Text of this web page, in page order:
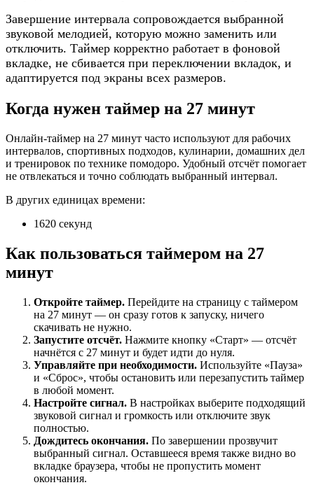
Завершение интервала сопровождается выбранной
звуковой мелодией, которую можно заменить или
отключить. Таймер корректно работает в фоновой
вкладке, не сбивается при переключении вкладок, и
адаптируется под экраны всех размеров.
Когда нужен таймер на 27 минут
Онлайн-таймер на 27 минут часто используют для рабочих
интервалов, спортивных подходов, кулинарии, домашних дел
и тренировок по технике помодоро. Удобный отсчёт помогает
не отвлекаться и точно соблюдать выбранный интервал.
В других единицах времени:
1620 секунд
Как пользоваться таймером на 27
минут
Откройте таймер. Перейдите на страницу с таймером
на 27 минут — он сразу готов к запуску, ничего
скачивать не нужно.
Запустите отсчёт. Нажмите кнопку «Старт» — отсчёт
начнётся с 27 минут и будет идти до нуля.
Управляйте при необходимости. Используйте «Пауза»
и «Сброс», чтобы остановить или перезапустить таймер
в любой момент.
Настройте сигнал. В настройках выберите подходящий
звуковой сигнал и громкость или отключите звук
полностью.
Дождитесь окончания. По завершении прозвучит
выбранный сигнал. Оставшееся время также видно во
вкладке браузера, чтобы не пропустить момент
окончания.